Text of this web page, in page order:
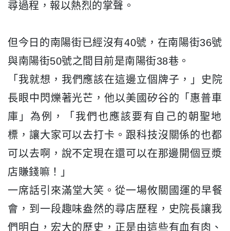
尋過程， 報以熱烈的掌聲。
但今日的南陽街已經沒有40號， 在南陽街36號
與南陽街50號之間目前是南陽街38巷。
「我就想，我們應該在這邊立個牌子，」史院
長眼中閃爍著光芒，他以美國矽谷的「惠普車
庫」為例，「 我們也應該要有自己的朝聖地
標，讓大家可以去打卡。 跟科技沒關係的也都
可以去啊， 說不定現在還可以在那邊開個豆漿
店賺錢嘛！」
一席話引來滿堂大笑。從一場攸關國運的早餐
會， 到一段趣味盎然的尋店歷程，史院長讓我
們明白，宏大的歷史， 正是由這些有血有肉、